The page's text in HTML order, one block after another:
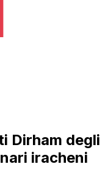
Dirham degli
iracheni